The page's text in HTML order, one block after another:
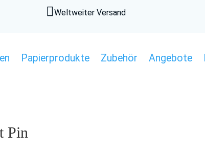
Weltweiter Versand
Papierprodukte Zubehör Angebote
Pin